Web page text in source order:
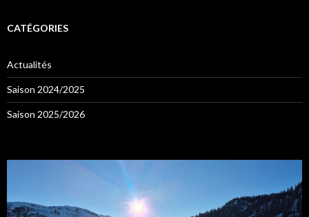
CATÉGORIES
Actualités
Saison 2024/2025
Saison 2025/2026